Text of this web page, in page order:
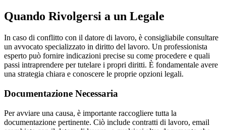
Quando Rivolgersi a un Legale
In caso di conflitto con il datore di lavoro, è consigliabile consultare
un avvocato specializzato in diritto del lavoro. Un professionista
esperto può fornire indicazioni precise su come procedere e quali
passi intraprendere per tutelare i propri diritti. È fondamentale avere
una strategia chiara e conoscere le proprie opzioni legali.
Documentazione Necessaria
Per avviare una causa, è importante raccogliere tutta la
documentazione pertinente. Ciò include contratti di lavoro, email